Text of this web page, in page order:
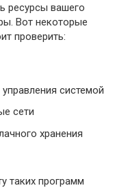
ресурсы вашего
Вот некоторые
проверить:
системой
сети
хранения
таких программ